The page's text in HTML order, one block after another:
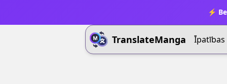
⚡
TranslateManga Īpatības